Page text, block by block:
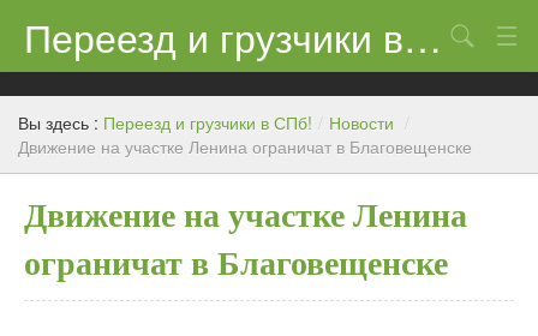
Переезд и грузчики в СПб!
Контакты
Цены
Поиск
Вы здесь : Переезд и грузчики в СПб! / Новости /
Движение на участке Ленина ограничат в Благовещенске
Движение на участке Ленина
ограничат в Благовещенске